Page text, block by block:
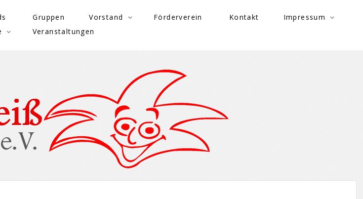
Gruppen Vorstand Förderverein Kontakt
Impressum
Veranstaltungen